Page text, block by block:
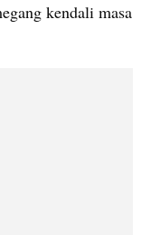
kendali masa